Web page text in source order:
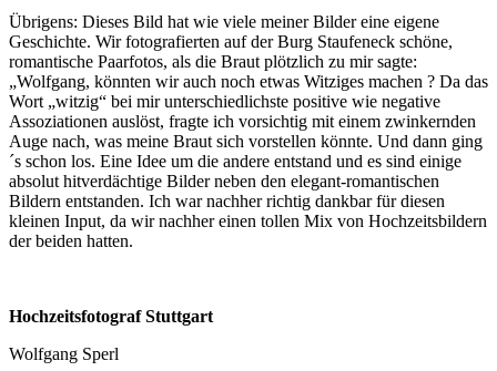
Übrigens: Dieses Bild hat wie viele meiner Bilder eine eigene
Geschichte. Wir fotografierten auf der Burg Staufeneck schöne,
romantische Paarfotos, als die Braut plötzlich zu mir sagte:
„Wolfgang, könnten wir auch noch etwas Witziges machen ? Da das
Wort „witzig“ bei mir unterschiedlichste positive wie negative
Assoziationen auslöst, fragte ich vorsichtig mit einem zwinkernden
Auge nach, was meine Braut sich vorstellen könnte. Und dann ging
´s schon los. Eine Idee um die andere entstand und es sind einige
absolut hitverdächtige Bilder neben den elegant-romantischen
Bildern entstanden. Ich war nachher richtig dankbar für diesen
kleinen Input, da wir nachher einen tollen Mix von Hochzeitsbildern
der beiden hatten.
Hochzeitsfotograf Stuttgart
Wolfgang Sperl